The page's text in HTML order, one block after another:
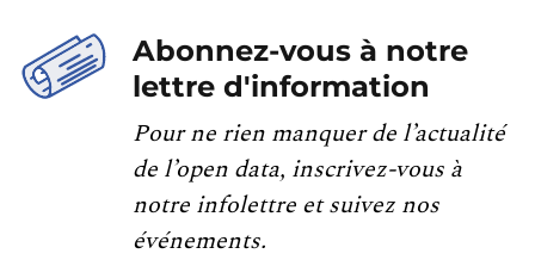
Abonnez-vous à notre
lettre d'information
Pour ne rien manquer de l’actualité
de l’open data, inscrivez-vous à
notre infolettre et suivez nos
événements.